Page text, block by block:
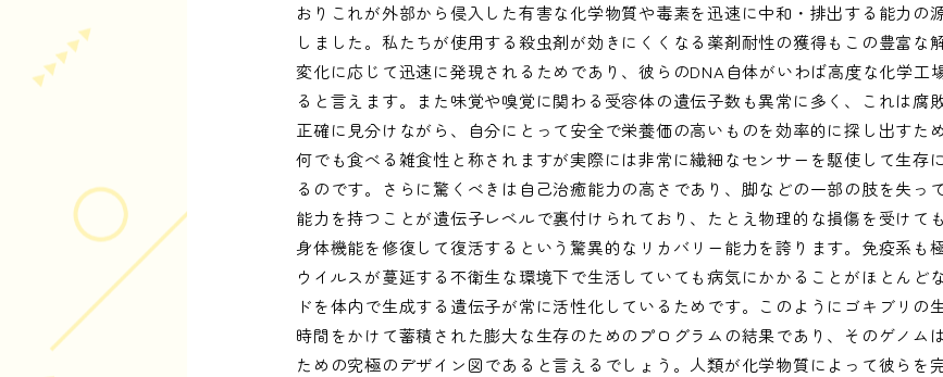
おりこれが外部から侵入した有害な化学物質や毒素を迅速に中和・排出する能力の
しました。私たちが使用する殺虫剤が効きにくくなる薬剤耐性の獲得もこの豊富な
変化に応じて迅速に発現されるためであり、彼らのDNA自体がいわば高度な化学工
ると言えます。また味覚や嗅覚に関わる受容体の遺伝子数も異常に多く、これは腐
正確に見分けながら、自分にとって安全で栄養価の高いものを効率的に探し出すた
何でも食べる雑食性と称されますが実際には非常に繊細なセンサーを駆使して生存
るのです。さらに驚くべきは自己治癒能力の高さであり、脚などの一部の肢を失っ
能力を持つことが遺伝子レベルで裏付けられており、たとえ物理的な損傷を受けて
身体機能を修復して復活するという驚異的なリカバリー能力を誇ります。免疫系も
ウイルスが蔓延する不衛生な環境下で生活していても病気にかかることがほとんど
ドを体内で生成する遺伝子が常に活性化しているためです。このようにゴキブリの
時間をかけて蓄積された膨大な生存のためのプログラムの結果であり、そのゲノム
ための究極のデザイン図であると言えるでしょう。人類が化学物質によって彼らを